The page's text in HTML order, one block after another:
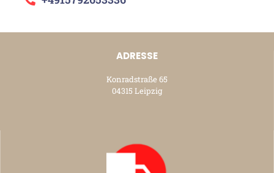
ADRESSE
Konradstraße 65
04315 Leipzig